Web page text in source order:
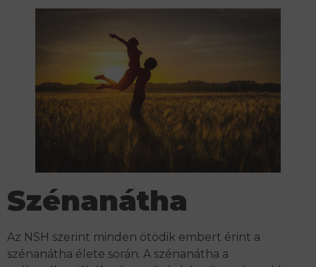
Szénanátha
Az NSH szerint minden ötödik embert érint a
szénanátha élete során. A szénanátha a